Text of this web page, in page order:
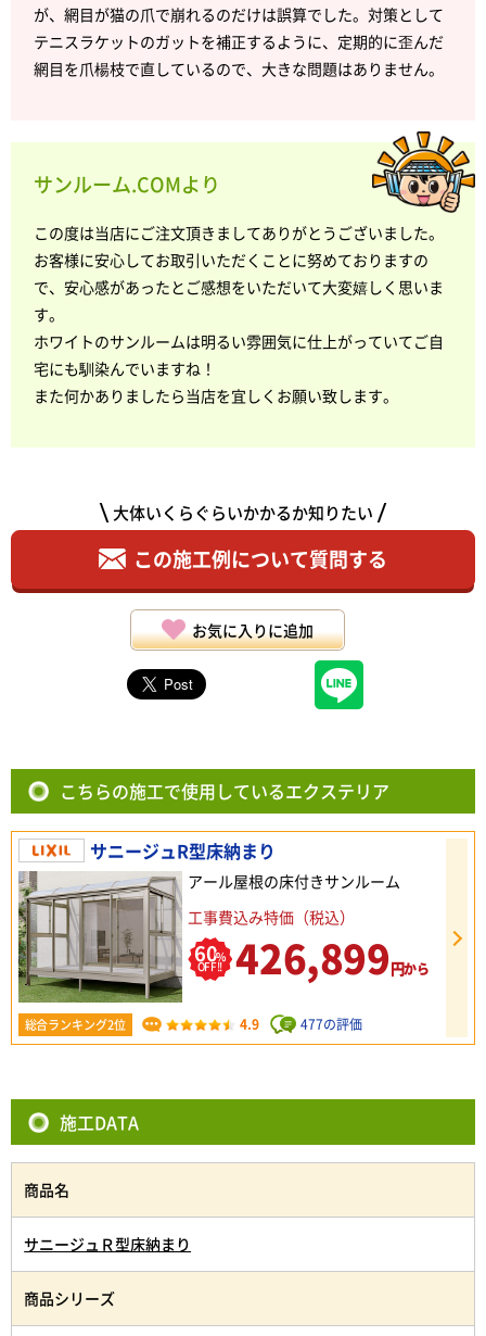
が、網目が猫の爪で崩れるのだけは誤算でした。対策として
テニスラケットのガットを補正するように、定期的に歪んだ
網目を爪楊枝で直しているので、大きな問題はありません。
サンルーム.COMより
この度は当店にご注文頂きましてありがとうございました。
お客様に安心してお取引いただくことに努めておりますの
で、安心感があったとご感想をいただいて大変嬉しく思いま
す。
ホワイトのサンルームは明るい雰囲気に仕上がっていてご自
宅にも馴染んでいますね！
また何かありましたら当店を宜しくお願い致します。
大体いくらぐらいかかるか知りたい
この施工例について質問する
お気に入りに追加
こちらの施工で使用しているエクステリア
サニージュR型床納まり
アール屋根の床付きサンルーム
工事費込み特価（税込）
60%
OFF!! 426,899円から
総合ランキング2位 4.9 477の評価
施工DATA
商品名
サニージュＲ型床納まり
商品シリーズ